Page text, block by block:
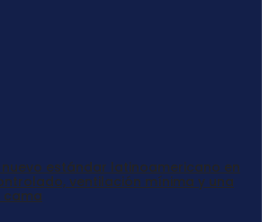
estándar latinoamericano en
ventilación mínima y una
cama